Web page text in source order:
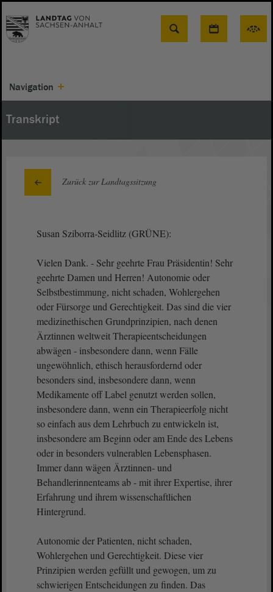
Suche
Navigation
Transkript
Zurück zur Landtagssitzung
Susan Sziborra-Seidlitz (GRÜNE):
Vielen Dank. - Sehr geehrte Frau Präsidentin! Sehr
geehrte Damen und Herren! Autonomie oder
Selbstbestimmung, nicht schaden, Wohlergehen
oder Fürsorge und Gerechtigkeit. Das sind die vier
medizinethischen Grundprinzipien, nach denen
Ärztinnen weltweit Therapieentscheidungen
abwägen - insbesondere dann, wenn Fälle
ungewöhnlich, ethisch herausfordernd oder
besonders sind, insbesondere dann, wenn
Medikamente off Label genutzt werden sollen,
insbesondere dann, wenn ein Therapieerfolg nicht
so einfach aus dem Lehrbuch zu entwickeln ist,
insbesondere am Beginn oder am Ende des Lebens
oder in besonders vulnerablen Lebensphasen.
Immer dann wägen Ärztinnen- und
Behandlerinnenteams ab - mit ihrer Expertise, ihrer
Erfahrung und ihrem wissenschaftlichen
Hintergrund.
Autonomie der Patienten, nicht schaden,
Wohlergehen und Gerechtigkeit. Diese vier
Prinzipien werden gefüllt und gewogen, um zu
schwierigen Entscheidungen zu finden. Das